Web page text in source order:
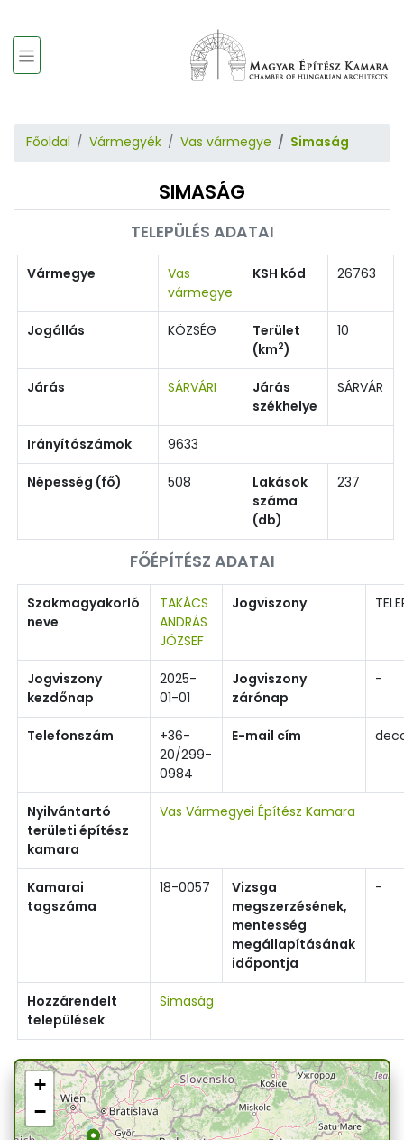
Főoldal Vármegyék Vas vármegye Simaság
SIMASÁG
TELEPÜLÉS ADATAI
Vármegye
Vas
vármegye
KSH kód 26763
Jogállás KÖZSÉG
Terület
(km2)
10
Járás SÁRVÁRI
Járás
székhelye
SÁRVÁR
Irányítószámok 9633
Népesség (fő) 508
Lakások
száma
(db)
237
FŐÉPÍTÉSZ ADATAI
Szakmagyakorló
neve
TAKÁCS
ANDRÁS
JÓZSEF
Jogviszony
Jogviszony
kezdőnap
2025-
01-01
Jogviszony
zárónap
-
Telefonszám
+36-
20/299-
0984
E-mail cím
Nyilvántartó
területi építész
kamara
Vas Vármegyei Építész Kamara
Kamarai
tagszáma
18-0057
Vizsga
megszerzésének,
mentesség
megállapításának
időpontja
-
Hozzárendelt
települések
Simaság
+
−